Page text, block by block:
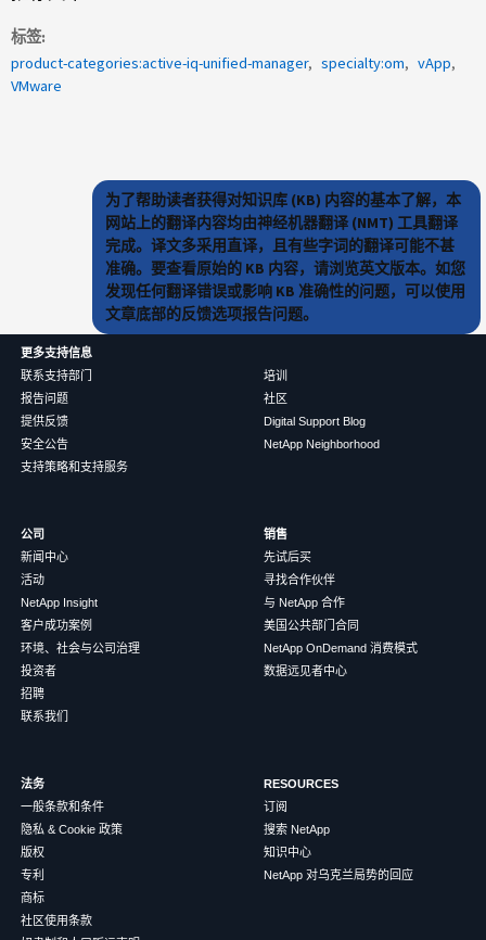
标签
product-categories:active-iq-unified-manager
specialty:om
vApp
VMware
为了帮助读者获得对知识库 (KB) 内容的基本了解，本
网站上的翻译内容均由神经机器翻译 (NMT) 工具翻译
完成。译文多采用直译，且有些字词的翻译可能不甚
准确。要查看原始的 KB 内容，请浏览英文版本。如您
发现任何翻译错误或影响 KB 准确性的问题，可以使用
文章底部的反馈选项报告问题。
更多支持信息
联系支持部门
报告问题
提供反馈
安全公告
支持策略和支持服务
培训
社区
Digital Support Blog
NetApp Neighborhood
公司
新闻中心
活动
NetApp Insight
客户成功案例
环境、社会与公司治理
投资者
招聘
联系我们
销售
先试后买
寻找合作伙伴
与 NetApp 合作
美国公共部门合同
NetApp OnDemand 消费模式
数据远见者中心
法务
一般条款和条件
隐私 & Cookie 政策
版权
专利
商标
社区使用条款
RESOURCES
订阅
搜索 NetApp
知识中心
NetApp 对乌克兰局势的回应